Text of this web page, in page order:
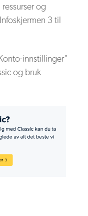
og
3 til
innstillinger"
og bruk